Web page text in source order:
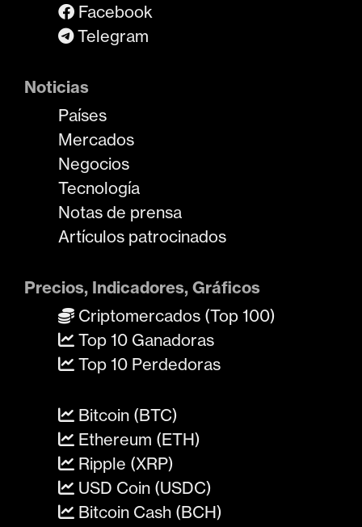
Facebook
Telegram
Noticias
Países
Mercados
Negocios
Tecnología
Notas de prensa
Artículos patrocinados
Precios, Indicadores, Gráficos
Criptomercados (Top 100)
Top 10 Ganadoras
Top 10 Perdedoras
Bitcoin (BTC)
Ethereum (ETH)
Ripple (XRP)
USD Coin (USDC)
Bitcoin Cash (BCH)